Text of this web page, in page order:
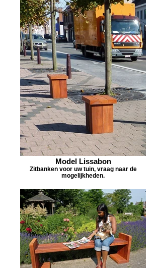
Model Lissabon
Zitbanken voor uw tuin, vraag naar de
mogelijkheden.